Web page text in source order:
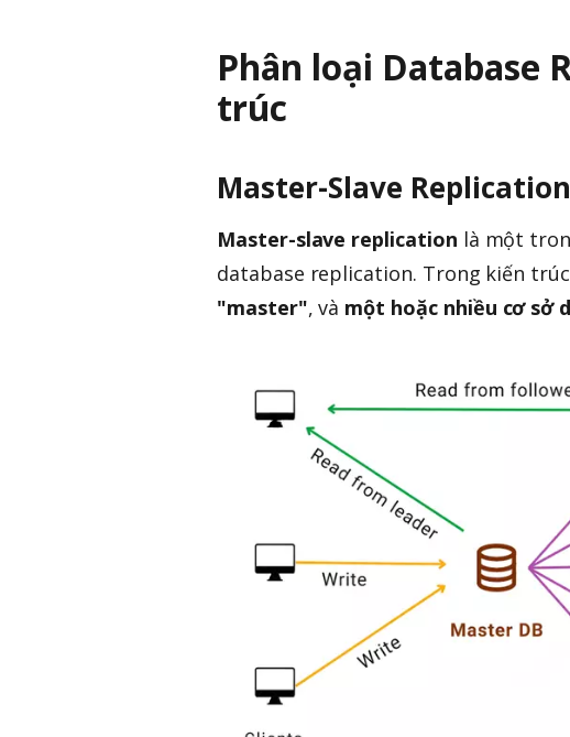
Phân loại Database
trúc
Master-Slave Replication
Master-slave replication là một
database replication. Trong kiến
"master", và một hoặc nhiều cơ sở